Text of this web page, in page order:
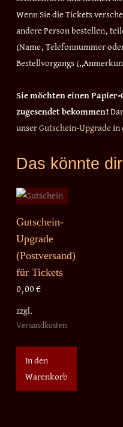
Wenn Sie die Tickets
andere Person bestellen,
(Name, Telefonnummer
Bestellvorgangs
Sie möchten einen
zugesendet bekommen?
unserGutschein-Upgrade in
Das könnte
Gutschein-
Upgrade
(Postversand)
für Tickets
0,00€
zzgl.
Versandkosten
In den
Warenkorb